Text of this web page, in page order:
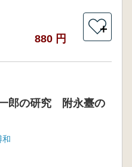
880 円
＋
郎の研究 附永臺の
和